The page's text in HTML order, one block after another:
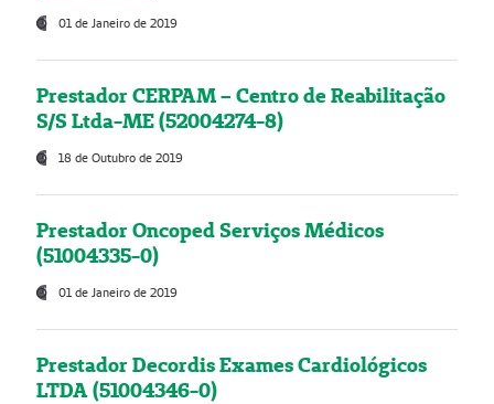
01 de Janeiro de 2019
Prestador CERPAM – Centro de Reabilitação
S/S Ltda-ME (52004274-8)
18 de Outubro de 2019
Prestador Oncoped Serviços Médicos
(51004335-0)
01 de Janeiro de 2019
Prestador Decordis Exames Cardiológicos
LTDA (51004346-0)